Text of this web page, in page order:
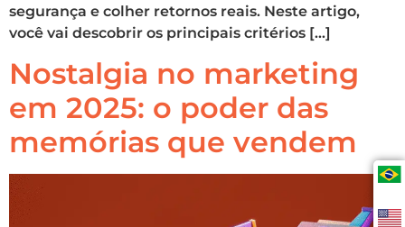
segurança e colher retornos reais. Neste artigo,
você vai descobrir os principais critérios […]
Nostalgia no marketing
em 2025: o poder das
memórias que vendem